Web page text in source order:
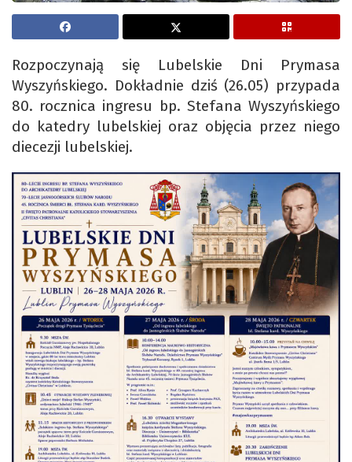
Rozpoczynają się Lubelskie Dni Prymasa
Wyszyńskiego. Dokładnie dziś (26.05) przypada
80. rocznica ingresu bp. Stefana Wyszyńskiego
do katedry lubelskiej oraz objęcia przez niego
diecezji lubelskiej.